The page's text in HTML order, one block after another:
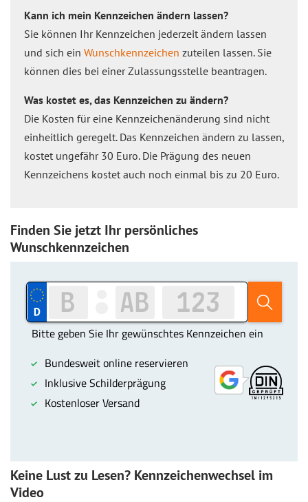
Kann ich mein Kennzeichen ändern lassen?
Sie können Ihr Kennzeichen jederzeit ändern lassen
und sich ein Wunschkennzeichen zuteilen lassen. Sie
können dies bei einer Zulassungsstelle beantragen.
Was kostet es, das Kennzeichen zu ändern?
Die Kosten für eine Kennzeichenänderung sind nicht
einheitlich geregelt. Das Kennzeichen ändern zu lassen,
kostet ungefähr 30 Euro. Die Prägung des neuen
Kennzeichens kostet auch noch einmal bis zu 20 Euro.
Finden Sie jetzt Ihr persönliches
Wunschkennzeichen
Keine Lust zu Lesen? Kennzeichenwechsel im
Video